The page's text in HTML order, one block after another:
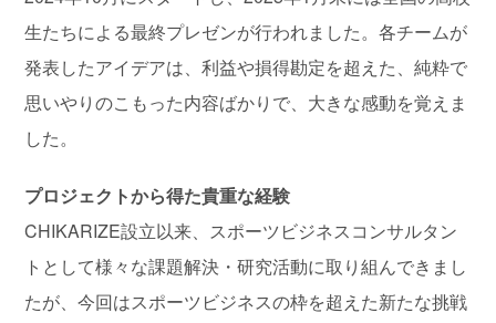
生たちによる最終プレゼンが行われました。各チームが
発表したアイデアは、利益や損得勘定を超えた、純粋で
思いやりのこもった内容ばかりで、大きな感動を覚えま
した。
プロジェクトから得た貴重な経験
CHIKARIZE設立以来、スポーツビジネスコンサルタン
トとして様々な課題解決・研究活動に取り組んできまし
たが、今回はスポーツビジネスの枠を超えた新たな挑戦